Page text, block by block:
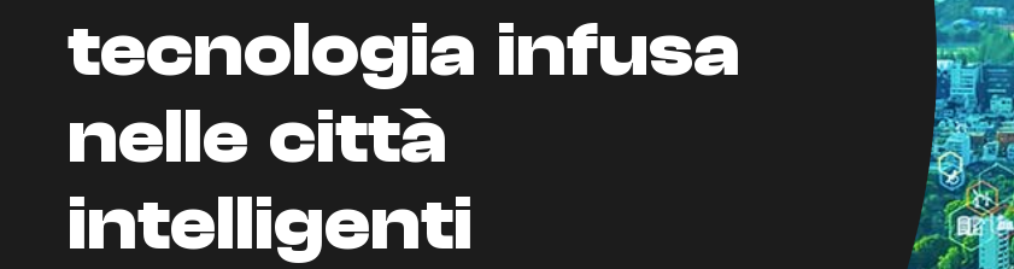
tecnologia infusa
nelle città
intelligenti